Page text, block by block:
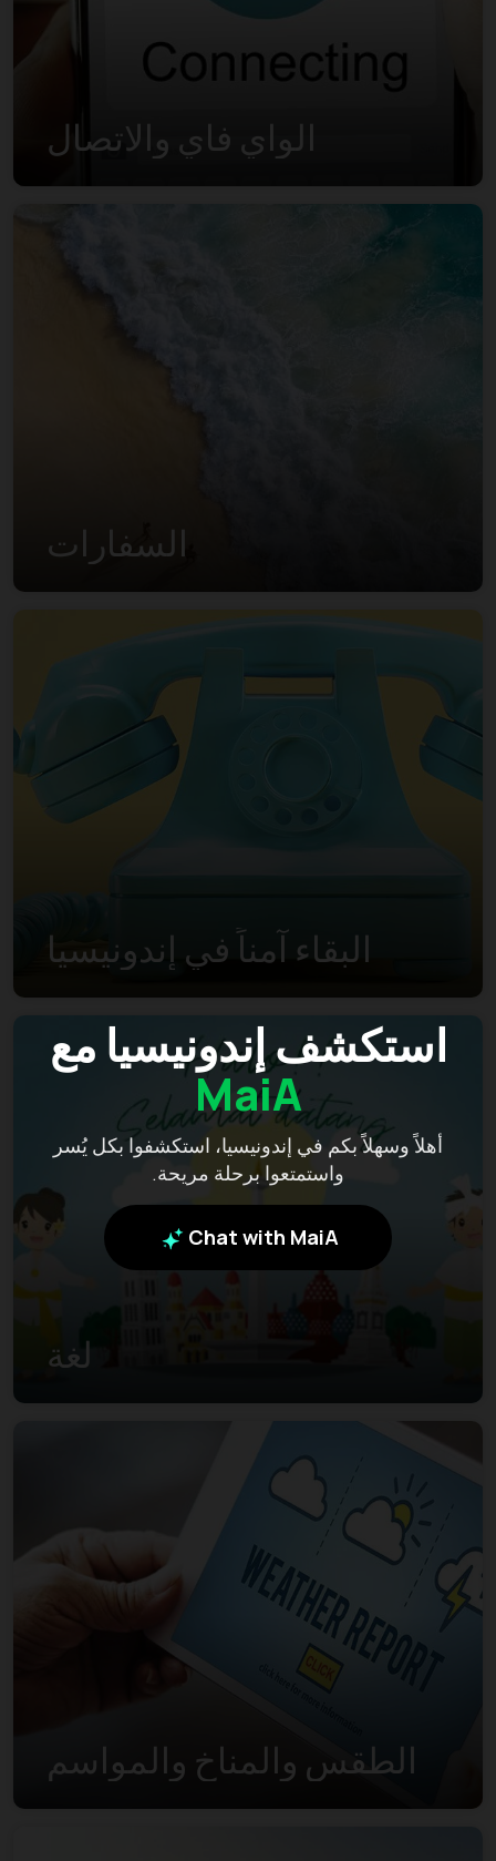
استكشف إندونيسيا مع
MaiA
أهلاً وسهلاً بكم في إندونيسيا، استكشفوا بكل يُسر
واستمتعوا برحلة مريحة.
Chat with MaiA
الواي فاي والاتصال
السفارات
البقاء آمناً في إندونيسيا
لغة
الطقس والمناخ والمواسم